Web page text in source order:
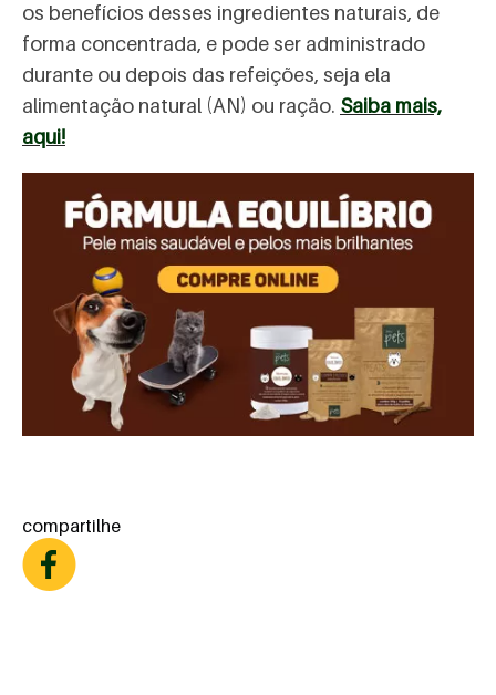
os benefícios desses ingredientes naturais, de
forma concentrada, e pode ser administrado
durante ou depois das refeições, seja ela
alimentação natural (AN) ou ração. Saiba mais,
aqui!
compartilhe